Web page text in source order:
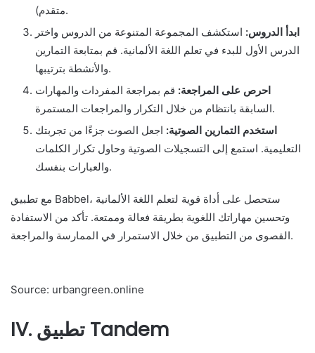
متقدم).
ابدأ الدروس: استكشف المجموعة المتنوعة من الدروس واختر
الدرس الأول للبدء في تعلم اللغة الألمانية. قم بمتابعة التمارين
والأنشطة بترتيبها.
احرص على المراجعة: قم بمراجعة المفردات والمهارات
السابقة بانتظام من خلال التكرار والمراجعات المستمرة.
استخدم التمارين الصوتية: اجعل الصوت جزءًا من تجربتك
التعليمية. استمع إلى التسجيلات الصوتية وحاول تكرار الكلمات
والعبارات بنفسك.
مع تطبيق Babbel، ستحصل على أداة قوية لتعلم اللغة الألمانية
وتحسين مهاراتك اللغوية بطريقة فعالة وممتعة. تأكد من الاستفادة
القصوى من التطبيق من خلال الاستمرار في الممارسة والمراجعة.
Source: urbangreen.online
IV. تطبيق Tandem